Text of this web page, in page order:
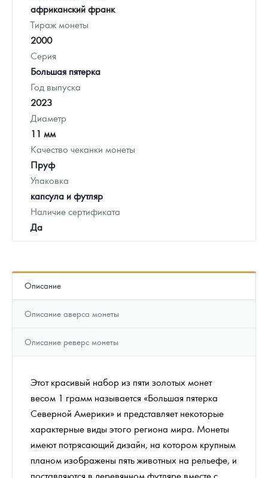
африканский франк
Тираж монеты
2000
Серия
Большая пятерка
Год выпуска
2023
Диаметр
11 мм
Качество чеканки монеты
Пруф
Упаковка
капсула и футляр
Наличие сертификата
Да
Описание
Описание аверса монеты
Описание реверс монеты
Этот красивый набор из пяти золотых монет
весом 1 грамм называется «Большая пятерка
Северной Америки» и представляет некоторые
характерные виды этого региона мира. Монеты
имеют потрясающий дизайн, на котором крупным
планом изображены пять животных на рельефе, и
поставляются в деревянном футляре вместе с